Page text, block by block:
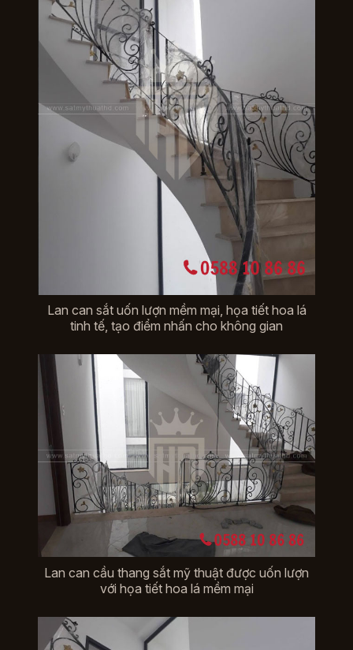
Lan can sắt uốn lượn mềm mại, họa tiết hoa lá
tinh tế, tạo điểm nhấn cho không gian
Lan can cầu thang sắt mỹ thuật được uốn lượn
với họa tiết hoa lá mềm mại